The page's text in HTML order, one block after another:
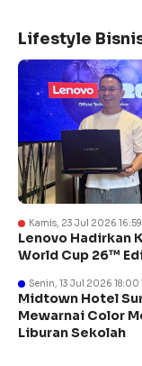
Lifestyle
Kamis, 23 Jul 2026 16:59
Lenovo Hadirkan
World Cup 26™
Senin, 13 Jul 2026 18:00
Midtown Hotel
Mewarnai Color
Liburan Sekolah